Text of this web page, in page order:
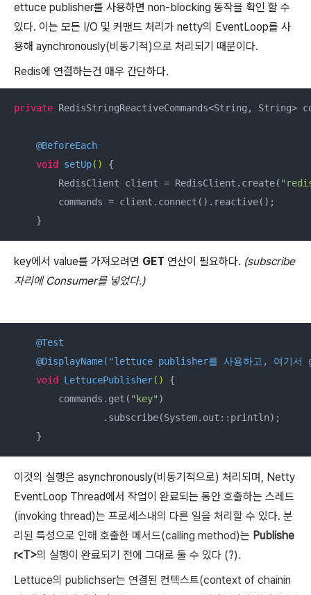
ettuce publisher를 사용하면 non-blocking 동작을 확인 할 수
있다. 이는 모든 I/O 및 커맨드 처리가 netty의 EventLoop를 사
용해 aynchronously(비동기적)으로 처리되기 때문이다.
Redis에 연결하는건 매우 간단하다.
private RedisStringReactiveCommands<String, String>
@BeforeEach
void
setUp()
{
        RedisClient client = RedisClient.create(
        commands = client.connect().reactive();
    }
key에서 value를 가져오려면 GET 연산이 필요하다. (subscribe
자리에 Consumer를 넣었다.)
@Test
@DisplayName("lettuce publisher를 사용하고, 여기
void
LettucePublisher()
{
        commands.get(
"key" )
                .subscribe(System.out::println);
    }
이것의 실행은 asynchronously(비동기적으로) 처리되며, Netty
EventLoop Thread에서 작업이 완료되는 동안 호출하는 스레드
(invoking thread)는 프로세스내의 다른 일을 처리할 수 있다. 분
리된 특성으로 인해 호출한 메서드(calling method)는 Publishe
r<T>의 실행이 완료되기 전에 그대로 둘 수 있다 (?).
Lettuce의 publichser는 연결된 컨텍스트(context of chainin